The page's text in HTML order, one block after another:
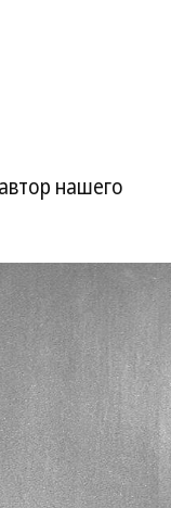
нашего